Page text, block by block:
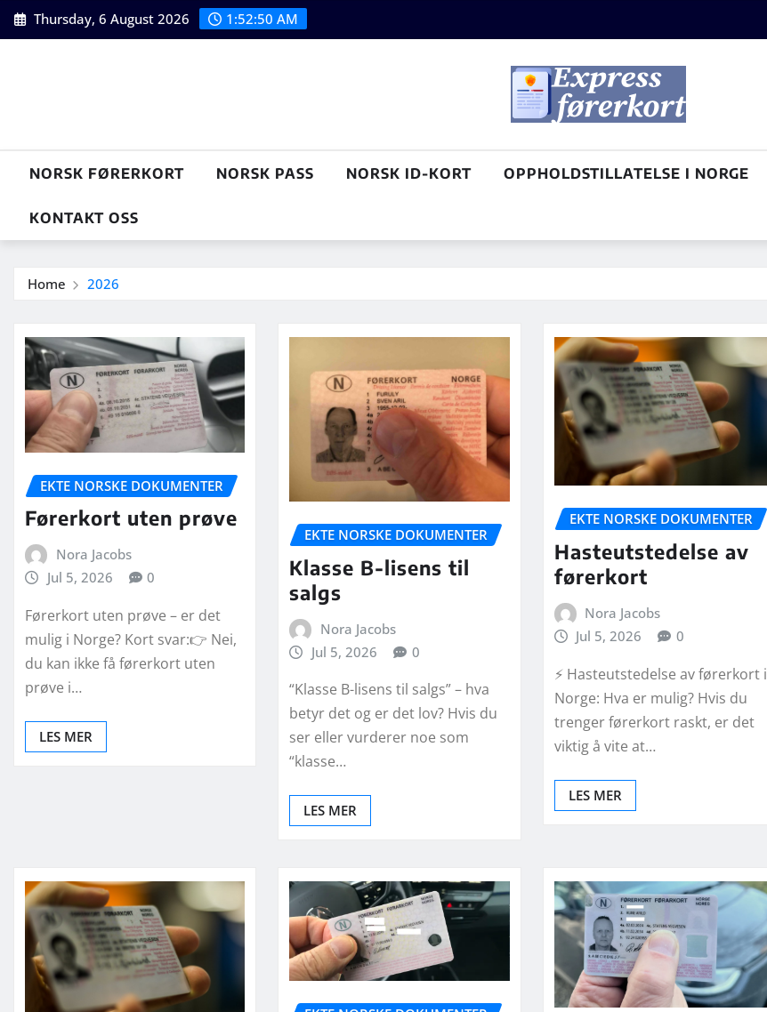
Skip
to
Thursday, 6 August 2026 1:52:51 AM
NORSK FØRERKORT NORSK PASS NORSK ID-KORT OPPHOLDSTILLATELSE I NORGE
KONTAKT OSS
Home 2026
EKTE NORSKE DOKUMENTER
Førerkort uten prøve
Nora Jacobs
Jul 5, 2026
0
Førerkort uten prøve – er det
mulig i Norge? Kort svar:👉 Nei,
du kan ikke få førerkort uten
prøve i…
LES MER
EKTE NORSKE DOKUMENTER
Klasse B-lisens til
salgs
Nora Jacobs
Jul 5, 2026
0
“Klasse B-lisens til salgs” – hva
betyr det og er det lov? Hvis du
ser eller vurderer noe som
“klasse…
LES MER
EKTE NORSKE DOKUMENTER
Hasteutstedelse av
førerkort
Nora Jacobs
Jul 5, 2026
0
⚡ Hasteutstedelse av førerkort i
Norge: Hva er mulig? Hvis du
trenger førerkort raskt, er det
viktig å vite at…
LES MER